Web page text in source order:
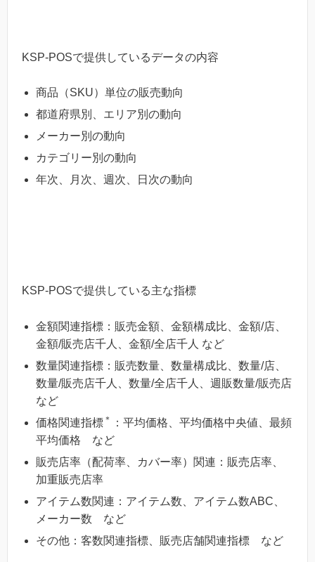
KSP-POSで提供しているデータの内容
商品（SKU）単位の販売動向
都道府県別、エリア別の動向
メーカー別の動向
カテゴリー別の動向
年次、月次、週次、日次の動向
KSP-POSで提供している主な指標
金額関連指標：販売金額、金額構成比、金額/店、
金額/販売店千人、金額/全店千人 など
数量関連指標：販売数量、数量構成比、数量/店、
数量/販売店千人、数量/全店千人、週販数量/販売店
など
価格関連指標 ＊
：平均価格、平均価格中央値、最頻
平均価格 など
販売店率（配荷率、カバー率）関連：販売店率、
加重販売店率
アイテム数関連：アイテム数、アイテム数ABC、
メーカー数 など
その他：客数関連指標、販売店舗関連指標 など